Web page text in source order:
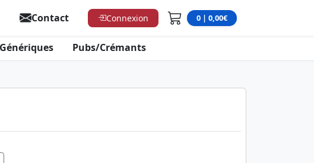
0 | 0,00€
Contact Connexion
Génériques Pubs/Crémants